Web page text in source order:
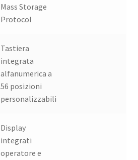
Mass Storage
Protocol
Tastiera
integrata
alfanumerica a
56 posizioni
personalizzabili
Display
integrati
operatore e